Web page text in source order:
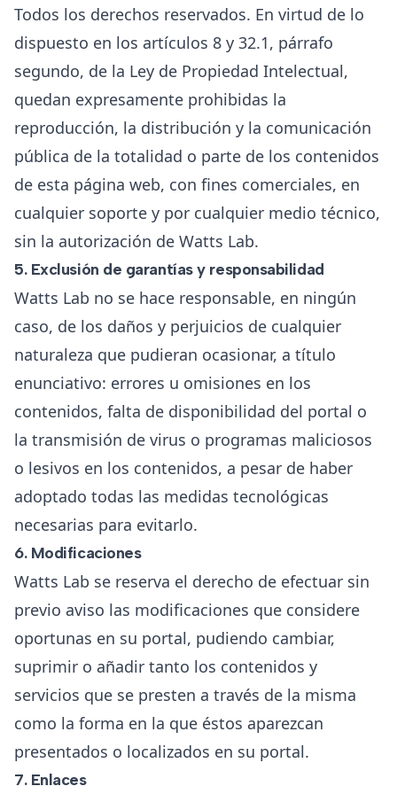
Todos los derechos reservados. En virtud de lo
dispuesto en los artículos 8 y 32.1, párrafo
segundo, de la Ley de Propiedad Intelectual,
quedan expresamente prohibidas la
reproducción, la distribución y la comunicación
pública de la totalidad o parte de los contenidos
de esta página web, con fines comerciales, en
cualquier soporte y por cualquier medio técnico,
sin la autorización de Watts Lab.
5. Exclusión de garantías y responsabilidad
Watts Lab no se hace responsable, en ningún
caso, de los daños y perjuicios de cualquier
naturaleza que pudieran ocasionar, a título
enunciativo: errores u omisiones en los
contenidos, falta de disponibilidad del portal o
la transmisión de virus o programas maliciosos
o lesivos en los contenidos, a pesar de haber
adoptado todas las medidas tecnológicas
necesarias para evitarlo.
6. Modificaciones
Watts Lab se reserva el derecho de efectuar sin
previo aviso las modificaciones que considere
oportunas en su portal, pudiendo cambiar,
suprimir o añadir tanto los contenidos y
servicios que se presten a través de la misma
como la forma en la que éstos aparezcan
presentados o localizados en su portal.
7. Enlaces